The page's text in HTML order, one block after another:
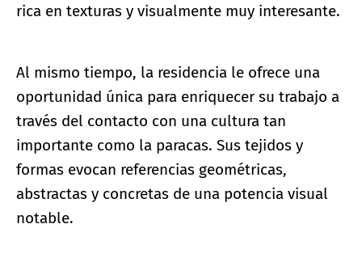
rica en texturas y visualmente muy interesante.
Al mismo tiempo, la residencia le ofrece una
oportunidad única para enriquecer su trabajo a
través del contacto con una cultura tan
importante como la paracas. Sus tejidos y
formas evocan referencias geométricas,
abstractas y concretas de una potencia visual
notable.